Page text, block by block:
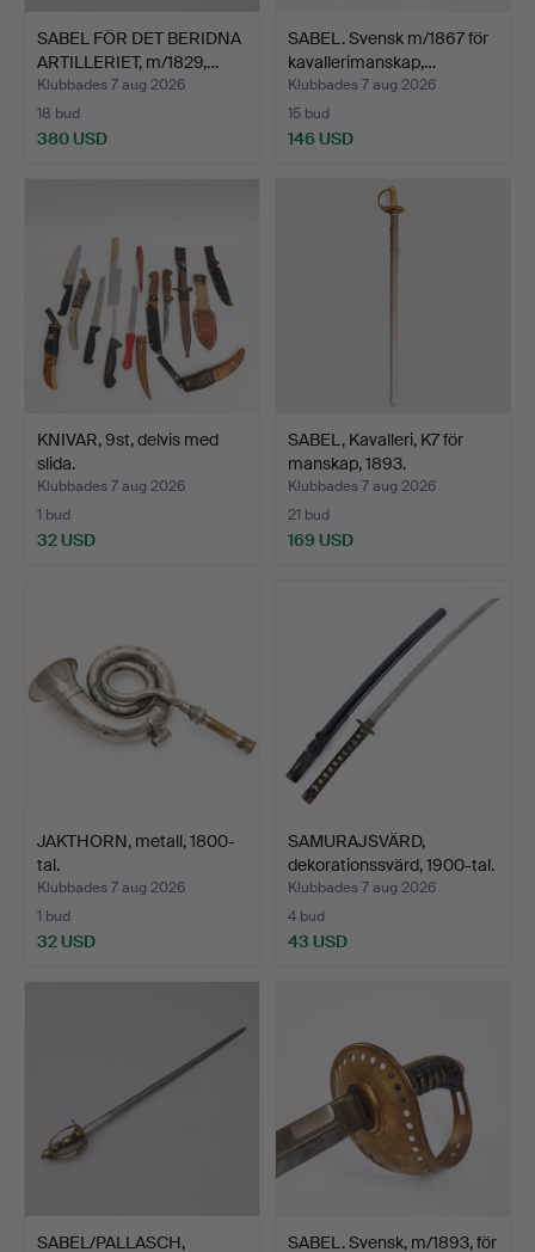
SABEL FÖR DET BERIDNA
ARTILLERIET, m/1829,…
Klubbades 7 aug 2026
18 bud
380 USD
SABEL. Svensk m/1867 för
kavallerimanskap,…
Klubbades 7 aug 2026
15 bud
146 USD
KNIVAR, 9st, delvis med
slida.
Klubbades 7 aug 2026
1 bud
32 USD
SABEL, Kavalleri, K7 för
manskap, 1893.
Klubbades 7 aug 2026
21 bud
169 USD
JAKTHORN, metall, 1800-
tal.
Klubbades 7 aug 2026
1 bud
32 USD
SAMURAJSVÄRD,
dekorationssvärd, 1900-tal.
Klubbades 7 aug 2026
4 bud
43 USD
SABEL/PALLASCH,
SABEL. Svensk, m/1893, för